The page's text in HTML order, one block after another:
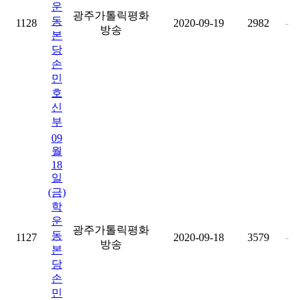
1128
운
동
본
당
손
민
호
신
부
광주가톨릭평화
방송
2020-09-19 2982 -
1127
09
월
18
일
(금)
학
운
동
본
당
손
민
광주가톨릭평화
방송
2020-09-18 3579 -